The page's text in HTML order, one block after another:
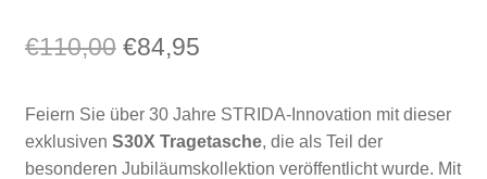
€110,00 Ursprünglicher
war:
€110,00
€84,95Aktueller
ist:
€84,95.
Feiern Sie über 30 Jahre STRIDA-Innovation mit dieser
exklusiven S30X Tragetasche, die als Teil der
besonderen Jubiläumskollektion veröffentlicht wurde. Mit